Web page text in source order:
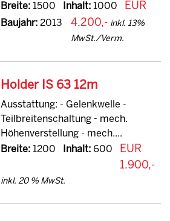
Breite:1500 Inhalt:1000
Baujahr:2013
EUR
4.200,- inkl. 13%
MwSt./Verm.
Holder IS 63 12m
Ausstattung: - Gelenkwelle -
Teilbreitenschaltung - mech.
Höhenverstellung - mech....
Breite:1200 Inhalt:600
EUR
1.900,-
inkl. 20 % MwSt.